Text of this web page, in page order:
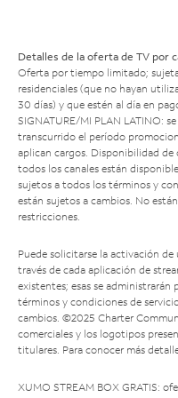
Detalles de la oferta de TV por
Oferta por tiempo limitado;
residenciales (que no hayan
30 días) y que estén al día en
SIGNATURE/MI PLAN LATINO:
transcurrido el período
aplican cargos. Disponibilidad de
todos los canales están
sujetos a todos los términos y
están sujetos a cambios. No
restricciones.
Puede solicitarse la activación
través de cada aplicación de
existentes; esas se administrarán
términos y condiciones de
cambios. ©2025 Charter
comerciales y los logotipos
titulares. Para conocer más
XUMO STREAM BOX GRATIS: